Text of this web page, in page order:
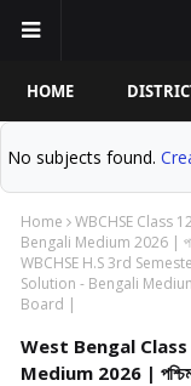
HOME
No subjects found.
Home WBCHSE Class 12
Bengali Medium 2026 |
WBCHSE H.S 3rd
Solution - Bengali
Board |
West Bengal
Medium 2026 | পশ্চিমবঙ্গ